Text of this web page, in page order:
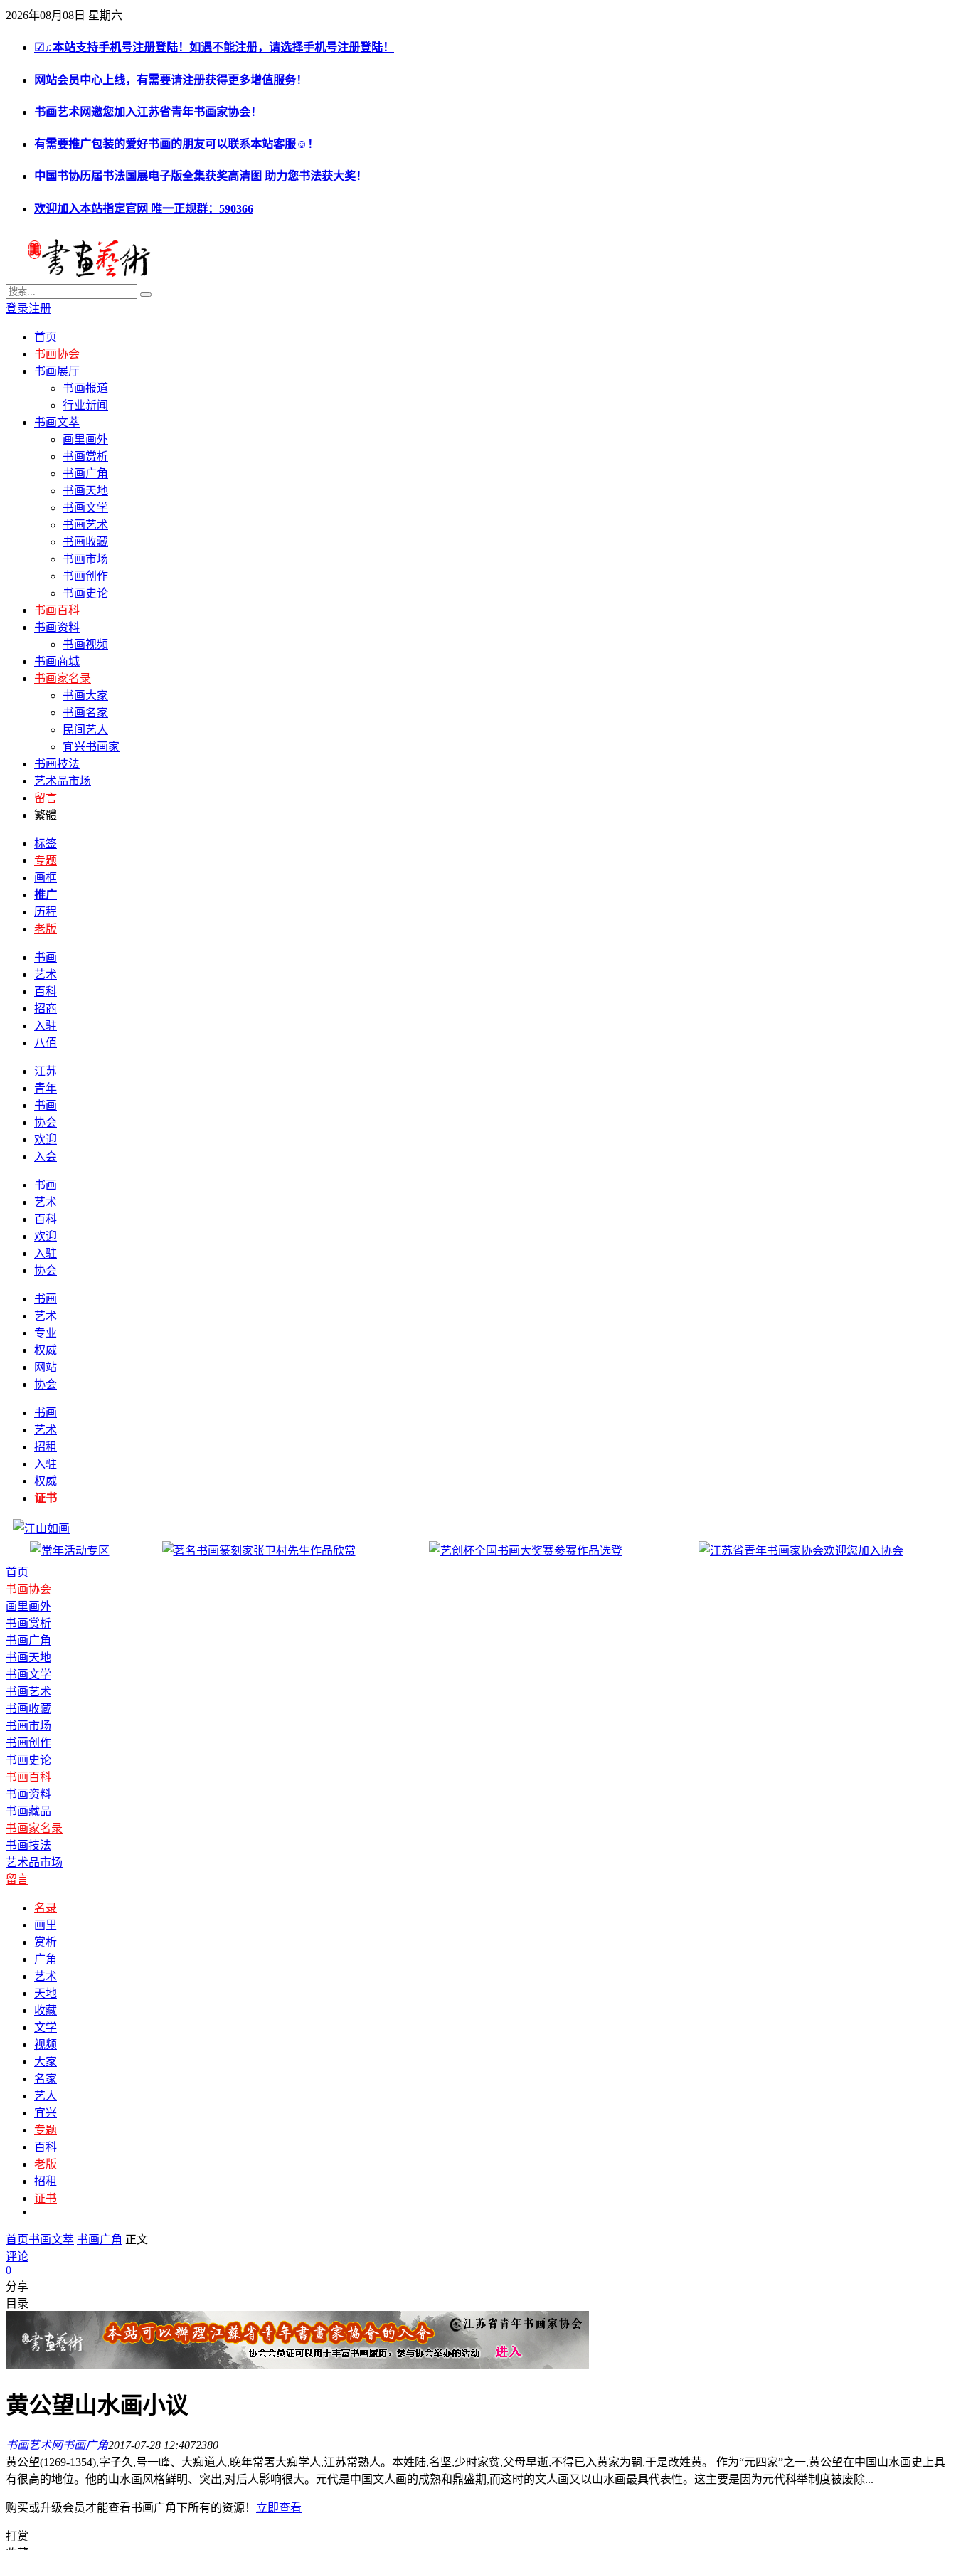
2026年08月08日 星期六
☑♫本站支持手机号注册登陆！如遇不能注册，请选择手机号注册登陆！
网站会员中心上线，有需要请注册获得更多增值服务！
书画艺术网邀您加入江苏省青年书画家协会！
有需要推广包装的爱好书画的朋友可以联系本站客服☺！
中国书协历届书法国展电子版全集获奖高清图 助力您书法获大奖！
欢迎加入本站指定官网 唯一正规群：590366
登录注册
首页
书画协会
书画展厅
书画报道
行业新闻
书画文萃
画里画外
书画赏析
书画广角
书画天地
书画文学
书画艺术
书画收藏
书画市场
书画创作
书画史论
书画百科
书画资料
书画视频
书画商城
书画家名录
书画大家
书画名家
民间艺人
宜兴书画家
书画技法
艺术品市场
留言
繁體
标签
专题
画框
推广
历程
老版
书画
艺术
百科
招商
入驻
八佰
江苏
青年
书画
协会
欢迎
入会
书画
艺术
百科
欢迎
入驻
协会
书画
艺术
专业
权威
网站
协会
书画
艺术
招租
入驻
权威
证书
首页
书画协会
画里画外
书画赏析
书画广角
书画天地
书画文学
书画艺术
书画收藏
书画市场
书画创作
书画史论
书画百科
书画资料
书画藏品
书画家名录
书画技法
艺术品市场
留言
名录
画里
赏析
广角
艺术
天地
收藏
文学
视频
大家
名家
艺人
宜兴
专题
百科
老版
招租
证书
首页书画文萃 书画广角 正文
评论
0
分享
目录
黄公望山水画小议
书画艺术网书画广角2017-07-28 12:4072380
黄公望(1269-1354),字子久,号一峰、大痴道人,晚年常署大痴学人,江苏常熟人。本姓陆,名坚,少时家贫,父母早逝,不得已入黄家为嗣,于是改姓黄。 作为“元四家”之一,黄公望在中国山水画史上具
有很高的地位。他的山水画风格鲜明、突出,对后人影响很大。元代是中国文人画的成熟和鼎盛期,而这时的文人画又以山水画最具代表性。这主要是因为元代科举制度被废除...
购买或升级会员才能查看书画广角下所有的资源！ 立即查看
打赏